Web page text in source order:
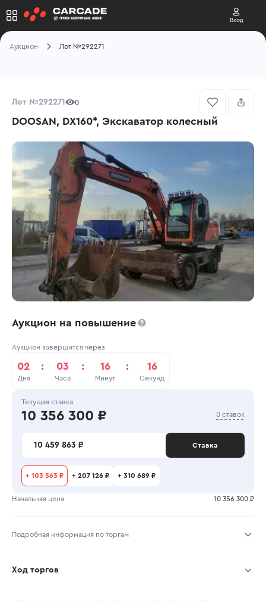
Вход
Аукцион Лот №292271
Лот №292271 0
DOOSAN, DX160*, Экскаватор колесный
Аукцион на повышение
Аукцион завершится через
02
Дня
: 03
Часа
: 16
Минут
: 16
Секунд
Текущая ставка
10 356 300 ₽ 0 ставок
10 459 863 ₽ Ставка
+ 103 563 ₽ + 207 126 ₽ + 310 689 ₽
Начальная цена 10 356 300 ₽
Подробная информация по торгам
Ход торгов